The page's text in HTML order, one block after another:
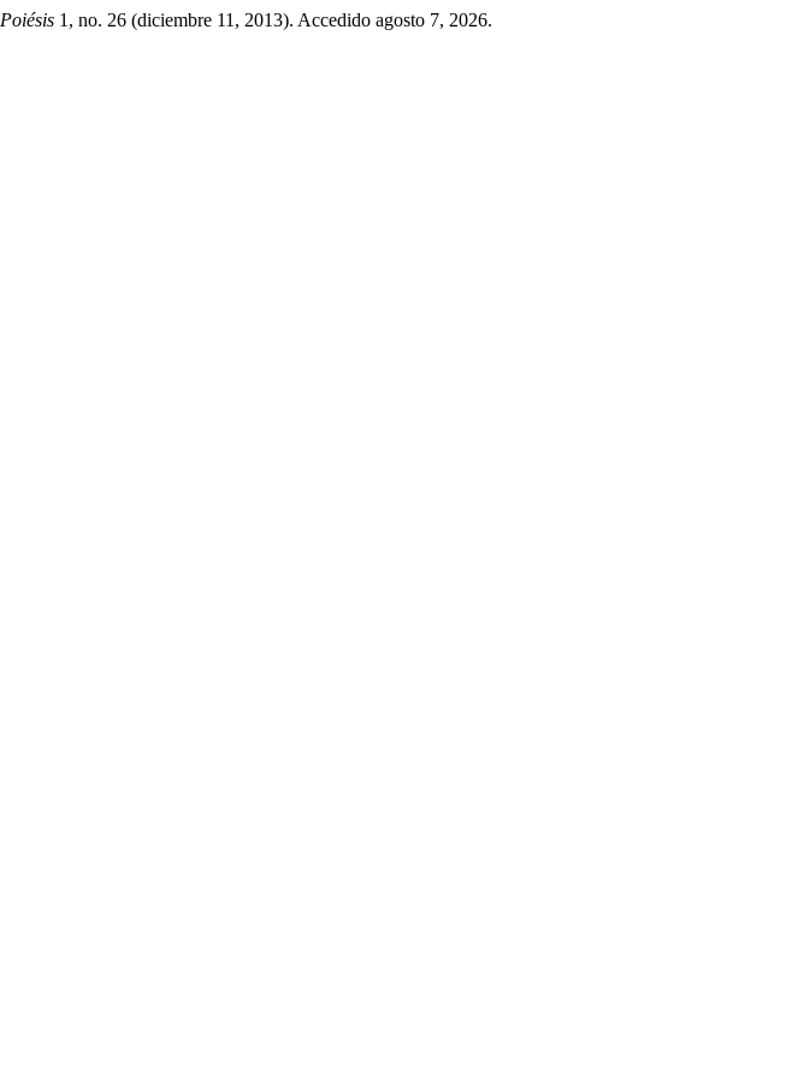
Poiésis 1, no. 26 (diciembre 11, 2013). Accedido agosto 7, 2026.